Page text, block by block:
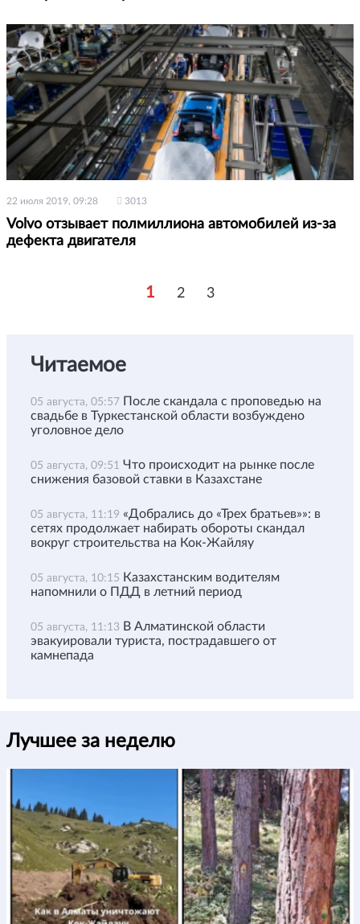
22 июля 2019, 09:28 3013
Volvo отзывает полмиллиона автомобилей из-за
дефекта двигателя
1 2 3
Читаемое
05 августа, 05:57 После скандала с проповедью на
свадьбе в Туркестанской области возбуждено
уголовное дело
05 августа, 09:51 Что происходит на рынке после
снижения базовой ставки в Казахстане
05 августа, 11:19 «Добрались до «Трех братьев»»: в
сетях продолжает набирать обороты скандал
вокруг строительства на Кок-Жайляу
05 августа, 10:15 Казахстанским водителям
напомнили о ПДД в летний период
05 августа, 11:13 В Алматинской области
эвакуировали туриста, пострадавшего от
камнепада
Лучшее за неделю